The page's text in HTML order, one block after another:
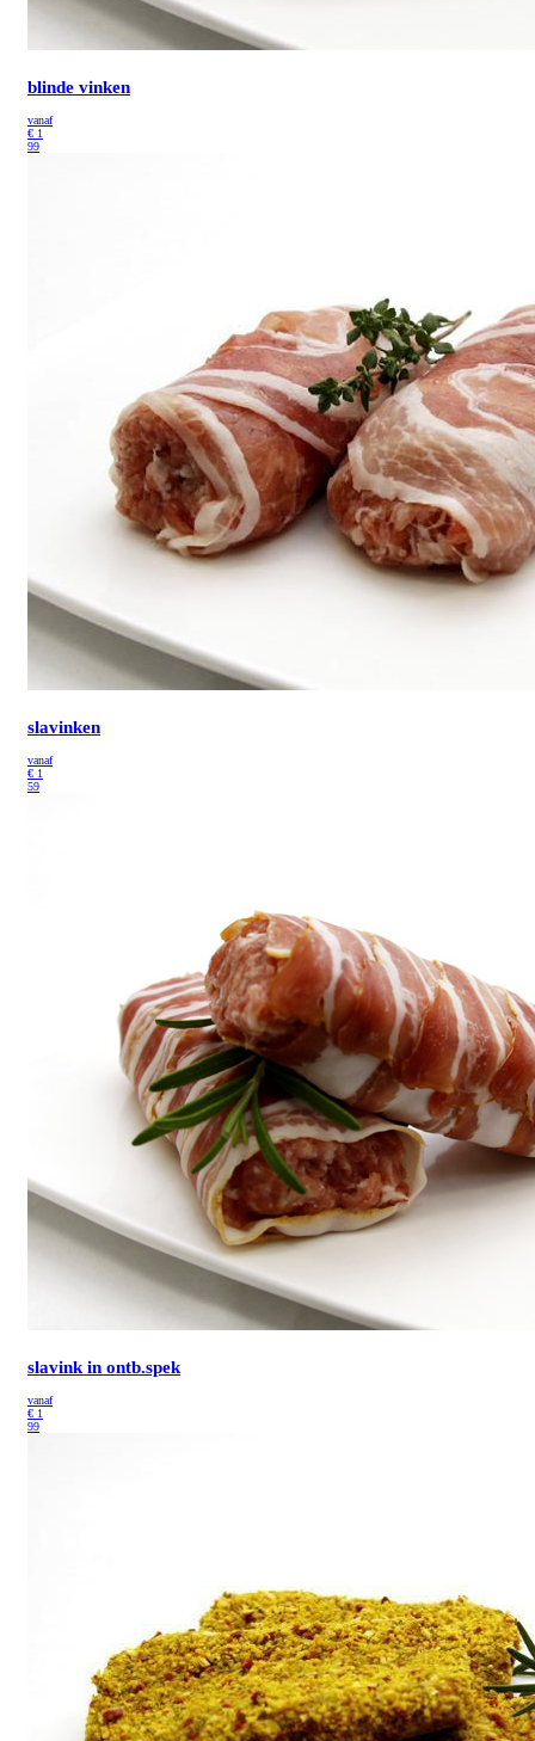
blinde vinken
vanaf
€ 1
99
slavinken
vanaf
€ 1
59
slavink in ontb.spek
vanaf
€ 1
99